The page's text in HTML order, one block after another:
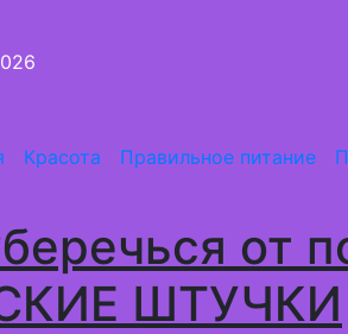
Красота Правильное питание
от
ШТУЧКИ